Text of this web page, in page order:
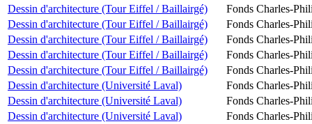
Dessin d'architecture (Tour Eiffel / Baillairgé)
Fonds Charles-
Dessin d'architecture (Tour Eiffel / Baillairgé)
Fonds Charles-
Dessin d'architecture (Tour Eiffel / Baillairgé)
Fonds Charles-
Dessin d'architecture (Tour Eiffel / Baillairgé)
Fonds Charles-
Dessin d'architecture (Tour Eiffel / Baillairgé)
Fonds Charles-
Dessin d'architecture (Université Laval)
Fonds Charles-
Dessin d'architecture (Université Laval)
Fonds Charles-
Dessin d'architecture (Université Laval)
Fonds Charles-